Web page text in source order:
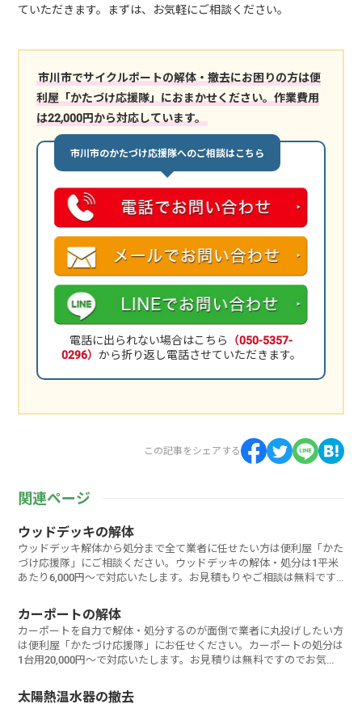
ていただきます。まずは、お気軽にご相談ください。
市川市でサイクルポートの解体・撤去にお困りの方は便
利屋「かたづけ応援隊」におまかせください。作業費用
は22,000円から対応しています。
市川市のかたづけ応援隊へのご相談はこちら
電話に出られない場合はこちら （050-5357-
0296） から折り返し電話させていただきます。
この記事をシェアする
関連ページ
ウッドデッキの解体
ウッドデッキ解体から処分まで全て業者に任せたい方は便利屋「かた
づけ応援隊」にご相談ください。ウッドデッキの解体・処分は1平米
あたり6,000円～で対応いたします。お見積もりやご相談は無料です
カーポートの解体
カーポートを自力で解体・処分するのが面倒で業者に丸投げしたい方
は便利屋「かたづけ応援隊」にお任せください。カーポートの処分は
1台用20,000円～で対応いたします。お見積りは無料ですのでお気軽
太陽熱温水器の撤去